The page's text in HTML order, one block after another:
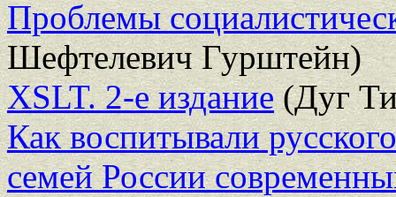
Проблемы
Шефтелевич Гурштейн)
XSLT. 2-е издание(Дуг
Как воспитывали
семей России